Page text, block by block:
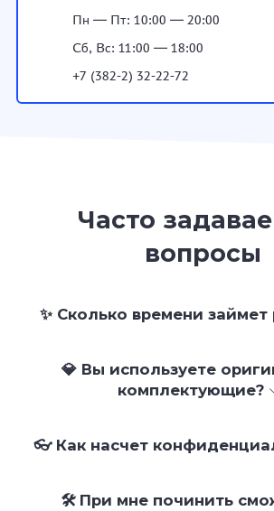
Пн — Пт: 10:00 — 20:00
Сб, Вс: 11:00 — 18:00
+7 (382-2) 32-22-72
Часто
вопросы
✨ Сколько времени займет
💎 Вы используете
комплектующие?
👓 Как насчет
🛠 При мне починить